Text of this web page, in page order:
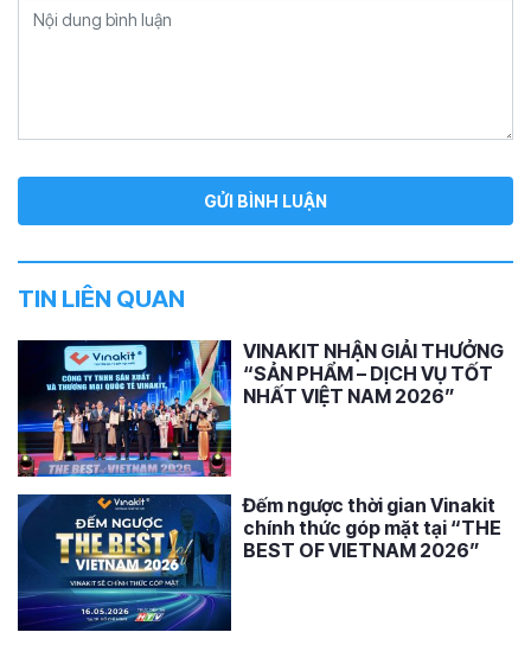
TIN LIÊN QUAN
VINAKIT NHẬN GIẢI THƯỞNG
“SẢN PHẨM – DỊCH VỤ TỐT
NHẤT VIỆT NAM 2026”
Đếm ngược thời gian Vinakit
chính thức góp mặt tại “THE
BEST OF VIETNAM 2026”